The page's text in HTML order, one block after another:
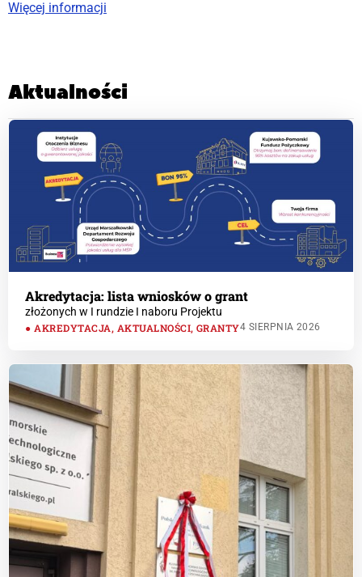
Więcej informacji
Aktualności
Akredytacja: lista wniosków o grant
złożonych w I rundzie I naboru Projektu
AKREDYTACJA, AKTUALNOŚCI, GRANTY4 SIERPNIA 2026